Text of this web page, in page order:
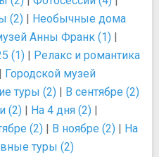
(2) | Необычные дома
Анны Франк (1) |
(1) | Релакс и романтика
| Городской музей
туры (2) | В сентябре (2)
(2) | На 4 дня (2) |
(2) | В ноябре (2) | На
туры (2)